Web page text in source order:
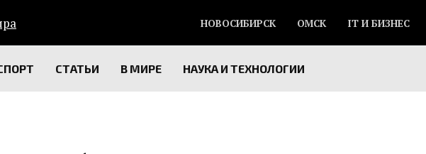
НОВОСИБИРСК ОМСК IT И БИЗНЕС
СТАТЬИ В МИРЕ НАУКА И ТЕХНОЛОГИИ